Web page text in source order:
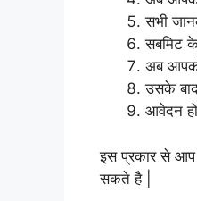
सभी
सबमिट
अब
उसके
आवेदन
इस प्रकार से
सकते है |